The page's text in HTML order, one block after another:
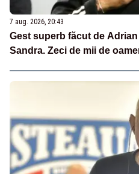
7 aug. 2026, 20:43
Gest superb făcut de
Sandra. Zeci de mii de